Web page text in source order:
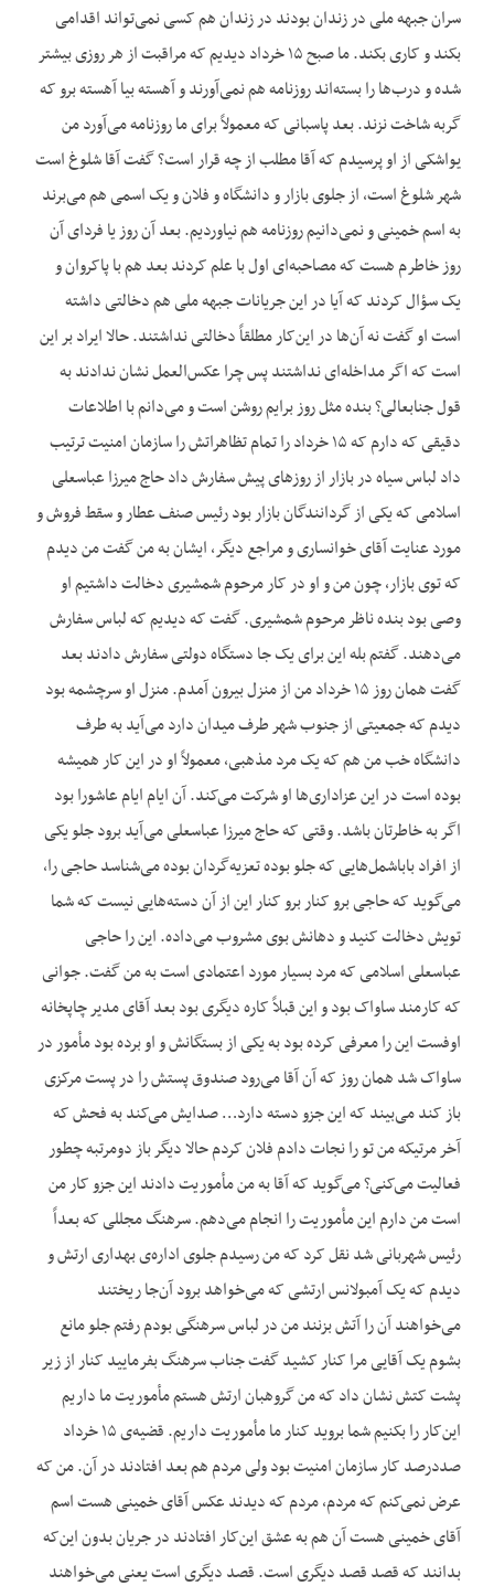
سران جبهه ملی در زندان بودند در زندان هم کسی نمی‌تواند اقدامی
بکند و کاری بکند. ما صبح ۱۵ خرداد دیدیم که مراقبت از هر روزی بیشتر
شده و درب‌ها را بسته‌اند روزنامه هم نمی‌آورند و آهسته بیا آهسته برو که
گربه شاخت نزند. بعد پاسبانی که معمولاً برای ما روزنامه می‌آورد من
یواشکی از او پرسیدم که آقا مطلب از چه قرار است؟ گفت آقا شلوغ است
شهر شلوغ است، از جلوی بازار و دانشگاه و فلان و یک اسمی هم می‌برند
به اسم خمینی و نمی‌دانیم روزنامه هم نیاوردیم. بعد آن روز یا فردای آن
روز خاطرم هست که مصاحبه‌ای اول با علم کردند بعد هم با پاکروان و
یک سؤال کردند که آیا در این جریانات جبهه ملی هم دخالتی داشته
است او گفت نه آن‌ها در این‌کار مطلقاً دخالتی نداشتند. حالا ایراد بر این
است که اگر مداخله‌ای نداشتند پس چرا عکس‌العمل نشان ندادند به
قول جنابعالی؟ بنده مثل روز برایم روشن است و می‌دانم با اطلاعات
دقیقی که دارم که ۱۵ خرداد را تمام تظاهراتش را سازمان امنیت ترتیب
داد لباس سیاه در بازار از روزهای پیش سفارش داد حاج میرزا عباسعلی
اسلامی که یکی از گردانندگان بازار بود رئیس صنف عطار و سقط فروش و
مورد عنایت آقای خوانساری و مراجع دیگر، ایشان به من گفت من دیدم
که توی بازار، چون من و او در کار مرحوم شمشیری دخالت داشتیم او
وصی بود بنده ناظر مرحوم شمشیری. گفت که دیدیم که لباس سفارش
می‌دهند. گفتم بله این برای یک جا دستگاه دولتی سفارش دادند بعد
گفت همان روز ۱۵ خرداد من از منزل بیرون آمدم. منزل او سرچشمه بود
دیدم که جمعیتی از جنوب شهر طرف میدان دارد می‌آید به طرف
دانشگاه خب من هم که یک مرد مذهبی، معمولاً او در این کار همیشه
بوده است در این عزاداری‌ها او شرکت می‌کند. آن ایام ایام عاشورا بود
اگر به خاطرتان باشد. وقتی که حاج میرزا عباسعلی می‌آید برود جلو یکی
از افراد باباشمل‌هایی که جلو بوده تعزیه‌گردان بوده می‌شناسد حاجی را،
می‌گوید که حاجی برو کنار برو کنار این از آن دسته‌هایی نیست که شما
تویش دخالت کنید و دهانش بوی مشروب می‌داده. این را حاجی
عباسعلی اسلامی که مرد بسیار مورد اعتمادی است به من گفت. جوانی
که کارمند ساواک بود و این قبلاً کاره دیگری بود بعد آقای مدیر چاپخانه
اوفست این را معرفی کرده بود به یکی از بستگانش و او برده بود مأمور در
ساواک شد همان روز که آن آقا می‌رود صندوق پستش را در پست مرکزی
باز کند می‌بیند که این جزو دسته دارد… صدایش می‌کند به فحش که
آخر مرتیکه من تو را نجات دادم فلان کردم حالا دیگر باز دومرتبه چطور
فعالیت می‌کنی؟ می‌گوید که آقا به من مأموریت دادند این جزو کار من
است من دارم این مأموریت را انجام می‌دهم. سرهنگ مجللی که بعداً
رئیس شهربانی شد نقل کرد که من رسیدم جلوی اداره‌ی بهداری ارتش و
دیدم که یک آمبولانس ارتشی که می‌خواهد برود آن‌جا ریختند
می‌خواهند آن را آتش بزنند من در لباس سرهنگی بودم رفتم جلو مانع
بشوم یک آقایی مرا کنار کشید گفت جناب سرهنگ بفرمایید کنار از زیر
پشت کتش نشان داد که من گروهبان ارتش هستم مأموریت ما داریم
این‌کار را بکنیم شما بروید کنار ما مأموریت داریم. قضیه‌ی ۱۵ خرداد
صددرصد کار سازمان امنیت بود ولی مردم هم بعد افتادند در آن. من که
عرض نمی‌کنم که مردم، مردم که دیدند عکس آقای خمینی هست اسم
آقای خمینی هست آن هم به عشق این‌کار افتادند در جریان بدون این‌که
بدانند که قصد قصد دیگری است. قصد دیگری است یعنی می‌خواهند